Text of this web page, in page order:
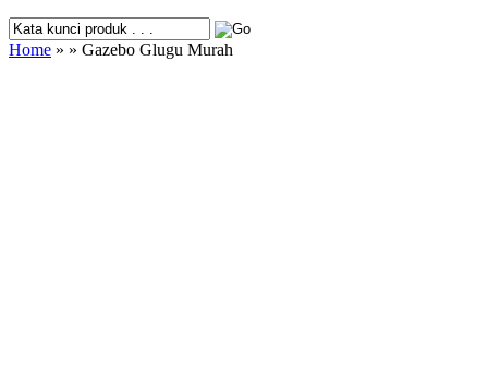
Home » » Gazebo Glugu Murah